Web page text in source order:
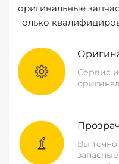
оригинальные
только
Сервис
Вы точно